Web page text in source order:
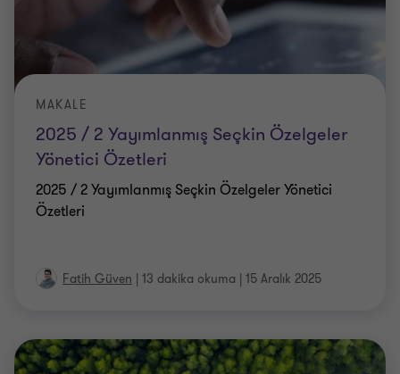
2025 / 2 Yayımlanmış Seçkin Özelgeler
Yönetici Özetleri
MAKALE
2025 / 2 Yayımlanmış Seçkin Özelgeler Yönetici
Özetleri
Fatih Güven | 13 dakika okuma | 15 Aralık 2025